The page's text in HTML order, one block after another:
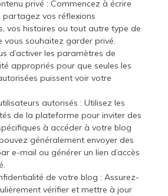
privé : Commencez à écrire
partagez vos réflexions
vos histoires ou tout autre type de
vous souhaitez garder privé.
d’activer les paramètres de
appropriés pour que seules les
puissent voir votre
autorisés : Utilisez les
de la plateforme pour inviter des
à accéder à votre blog
généralement envoyer des
e-mail ou générer un lien d’accès
de votre blog : Assurez-
vérifier et mettre à jour